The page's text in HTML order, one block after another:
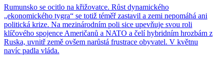
Rumunsko se ocitlo na křižovatce. Růst dynamického
„ekonomického tygra“ se totiž téměř zastavil a zemi nepomáhá ani
politická krize. Na mezinárodním poli sice upevňuje svou roli
klíčového spojence Američanů a NATO a čelí hybridním hrozbám z
Ruska, uvnitř země ovšem narůstá frustrace obyvatel. V květnu
navíc padla vláda.